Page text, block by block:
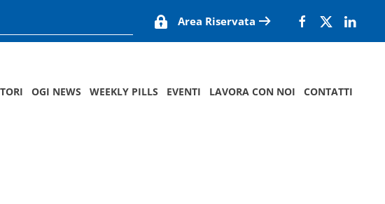
Area Riservata
OGI NEWS WEEKLY PILLS EVENTI LAVORA CON NOI CONTATTI